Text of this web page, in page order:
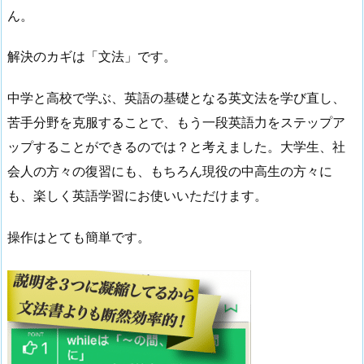
ん。
解決のカギは「文法」です。
中学と高校で学ぶ、英語の基礎となる英文法を学び直し、
苦手分野を克服することで、もう一段英語力をステップア
ップすることができるのでは？と考えました。大学生、社
会人の方々の復習にも、もちろん現役の中高生の方々に
も、楽しく英語学習にお使いいただけます。
操作はとても簡単です。